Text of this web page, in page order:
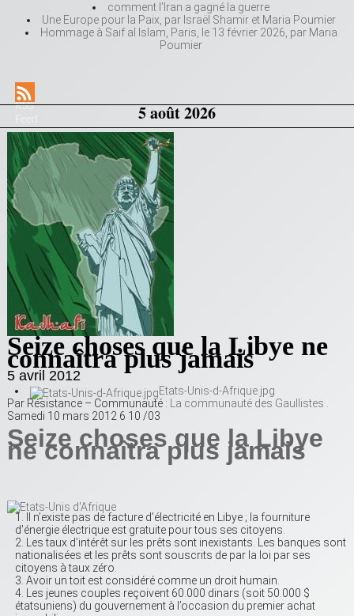
comment l’Iran a gagné la guerre
Une Europe pour la Paix, par Israël Shamir et Maria Poumier
Hommage à Saif al Islam, Paris, le 13 février 2026, par Maria
Poumier
RSS
5 août 2026
Seize choses que la Libye ne
connaîtra plus jamais
5 avril 2012
Etats-Unis-d-Afrique.jpg
Par Résistance – Communauté :
La communauté des Gaullistes .
Samedi 10 mars 2012 6 10 /03
Seize choses que la Libye
ne connaîtra plus jamais
Il n’existe pas de facture d’électricité en Libye ; la fourniture
d’énergie électrique est gratuite pour tous ses citoyens.
Les taux d’intérêt sur les prêts sont inexistants. Les banques sont
nationalisées et les prêts sont souscrits de par la loi par ses
citoyens à taux zéro.
Avoir un toit est considéré comme un droit humain.
Les jeunes couples reçoivent 60.000 dinars (soit 50.000 $
étatsuniens) du gouvernement à l’occasion du premier achat